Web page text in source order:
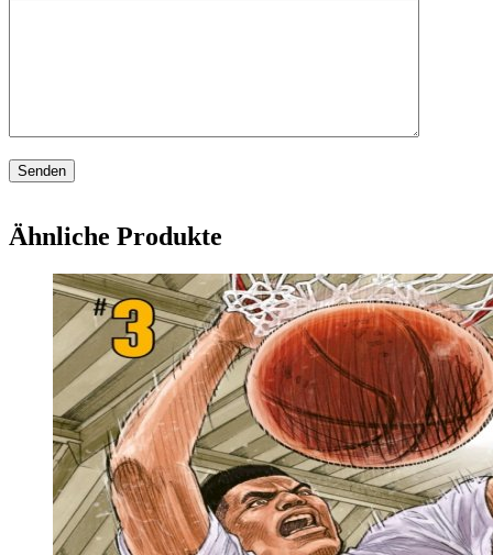
Ähnliche Produkte